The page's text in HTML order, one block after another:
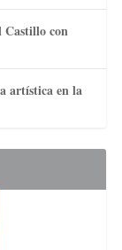
Castillo con
artística en la